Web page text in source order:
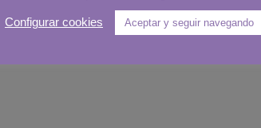
Configurar cookies Aceptar y seguir navegando